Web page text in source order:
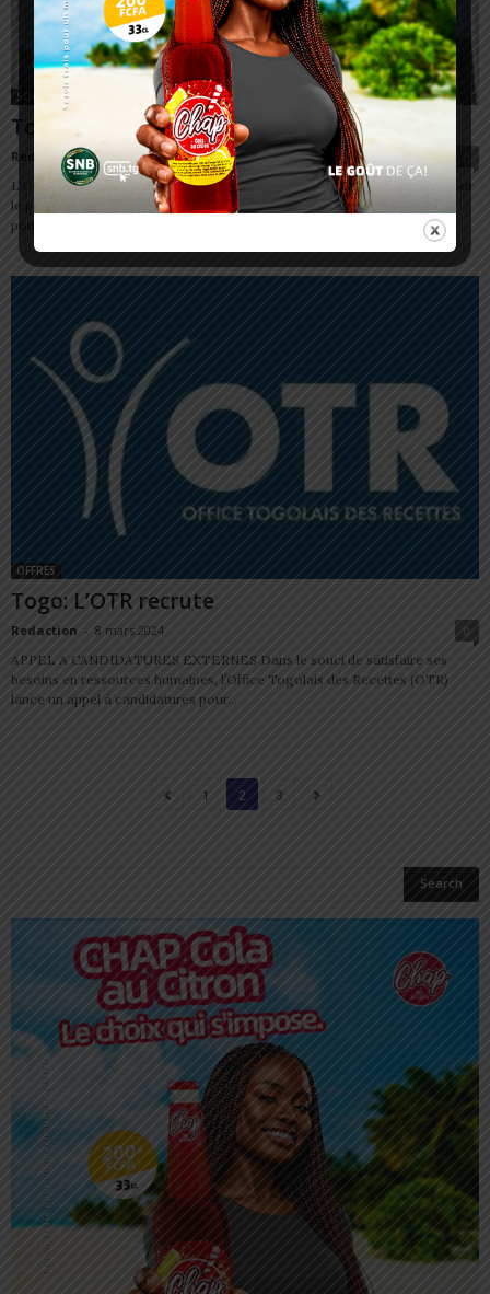
SOCIÉTÉ
Togo/OTR: Un contrôle de TPU est annoncé
Redaction - 24 avril 2024
L'Office togolais des recettes (OTR) lance les opérations de contrôle pour
le paiement de la Taxe Professionnelle Unique (TPU) des transporteurs
pour les trois...
OFFRES
Togo: L’OTR recrute
Redaction - 8 mars 2024
0
APPEL A CANDIDATURES EXTERNES Dans le souci de satisfaire ses
besoins en ressources humaines, l’Office Togolais des Recettes (OTR)
lance un appel à candidatures pour...
1 2 3